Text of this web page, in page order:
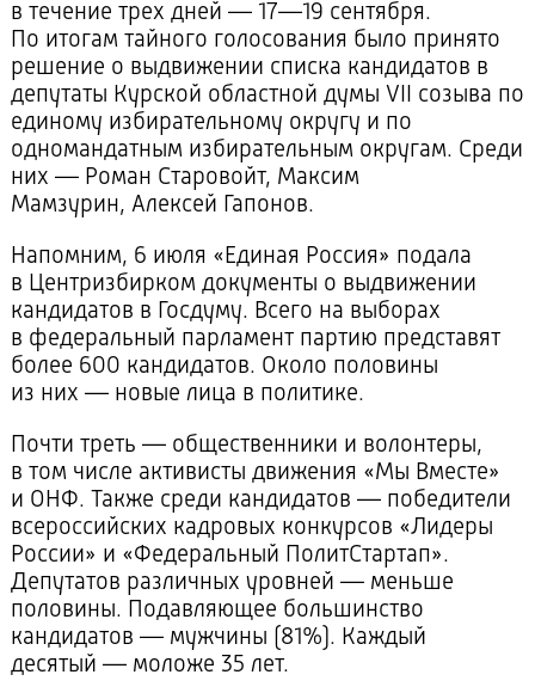
в течение трех дней — 17—19 сентября.
По итогам тайного голосования было принято
решение о выдвижении списка кандидатов в
депутаты Курской областной думы VII созыва по
единому избирательному округу и по
одномандатным избирательным округам. Среди
них — Роман Старовойт, Максим
Мамзурин, Алексей Гапонов.
Напомним, 6 июля «Единая Россия» подала
в Центризбирком документы о выдвижении
кандидатов в Госдуму. Всего на выборах
в федеральный парламент партию представят
более 600 кандидатов. Около половины
из них — новые лица в политике.
Почти треть — общественники и волонтеры,
в том числе активисты движения «Мы Вместе»
и ОНФ. Также среди кандидатов — победители
всероссийских кадровых конкурсов «Лидеры
России» и «Федеральный ПолитСтартап».
Депутатов различных уровней — меньше
половины. Подавляющее большинство
кандидатов — мужчины (81%). Каждый
десятый — моложе 35 лет.